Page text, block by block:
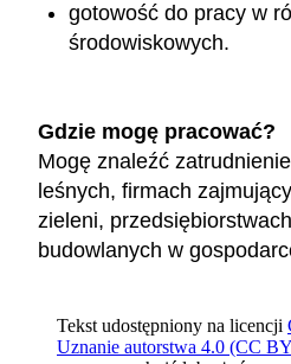
gotowość do pracy w
środowiskowych.
Gdzie mogę pracować?
Mogę znaleźć
leśnych, firmach
zieleni,
budowlanych w
Tekst udostępniony na licencji
Uznanie autorstwa 4.0 (CC